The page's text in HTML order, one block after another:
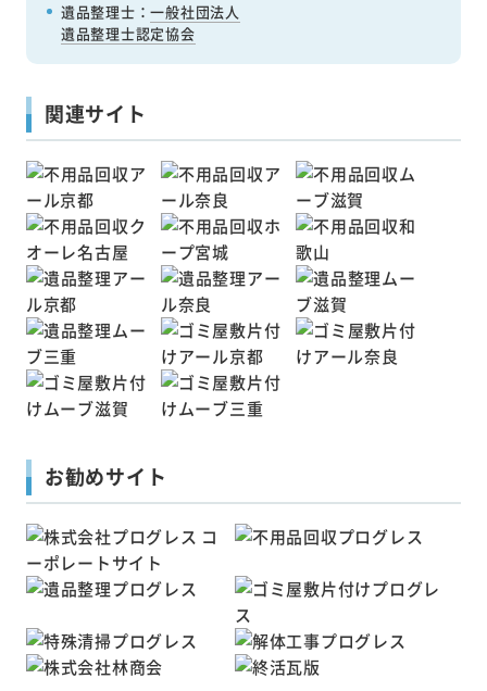
遺品整理士：一般社団法人
遺品整理士認定協会
関連サイト
お勧めサイト